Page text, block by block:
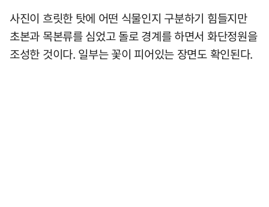
사진이 흐릿한 탓에 어떤 식물인지 구분하기 힘들지만
초본과 목본류를 심었고 돌로 경계를 하면서 화단정원을
조성한 것이다. 일부는 꽃이 피어있는 장면도 확인된다.